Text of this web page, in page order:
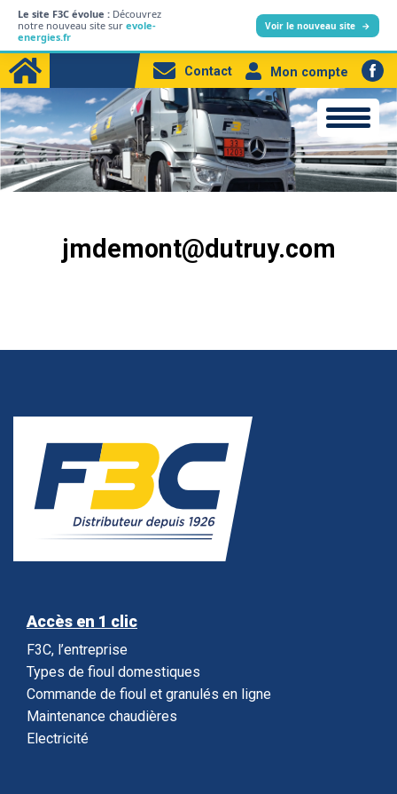
Le site F3C évolue : Découvrez
notre nouveau site sur evole-
energies.fr
Voir le nouveau site →
Professionnels
Produits
Station-service
Electricité
Contact Mon compte
jmdemont@dutruy.com
Accès en 1 clic
F3C, l’entreprise
Types de fioul domestiques
Commande de fioul et granulés en ligne
Maintenance chaudières
Electricité